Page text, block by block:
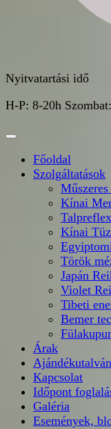
Nyitvatartási idő
H-P: 8-20h
Főoldal
Szolgáltatások
Kínai
Kínai
Török
Japán
Violet
Tibeti
Bemer
Árak
Kapcsolat
Időpont
Galéria
Események,